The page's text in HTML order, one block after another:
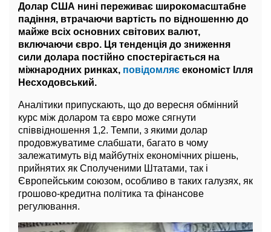
Долар США нині переживає широкомасштабне
падіння, втрачаючи вартість по відношенню до
майже всіх основних світових валют,
включаючи євро. Ця тенденція до зниження
сили долара постійно спостерігається на
міжнародних ринках, повідомляє економіст Ілля
Несходовський.
Аналітики припускають, що до вересня обмінний
курс між доларом та євро може сягнути
співвідношення 1,2. Темпи, з якими долар
продовжуватиме слабшати, багато в чому
залежатимуть від майбутніх економічних рішень,
прийнятих як Сполученими Штатами, так і
Європейським союзом, особливо в таких галузях, як
грошово-кредитна політика та фінансове
регулювання.